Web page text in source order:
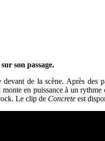
son passage.
de la scène. Après des
en puissance à un
Le clip de Concrete est